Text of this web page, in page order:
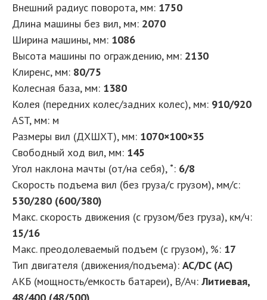
Внешний радиус поворота, мм: 1750
Длина машины без вил, мм: 2070
Ширина машины, мм: 1086
Высота машины по ограждению, мм: 2130
Клиренс, мм: 80/75
Колесная база, мм: 1380
Колея (передних колес/задних колес), мм: 910/920
AST, мм: м
Размеры вил (ДXШXТ), мм: 1070×100×35
Свободный ход вил, мм: 145
Угол наклона мачты (от/на себя), ˚: 6/8
Скорость подъема вил (без груза/с грузом), мм/с:
530/280 (600/380)
Макс. скорость движения (с грузом/без груза), км/ч:
15/16
Макс. преодолеваемый подъем (с грузом), %: 17
Тип двигателя (движения/подъема): AC/DC (AC)
АКБ (мощность/емкость батареи), В/Ач: Литиевая,